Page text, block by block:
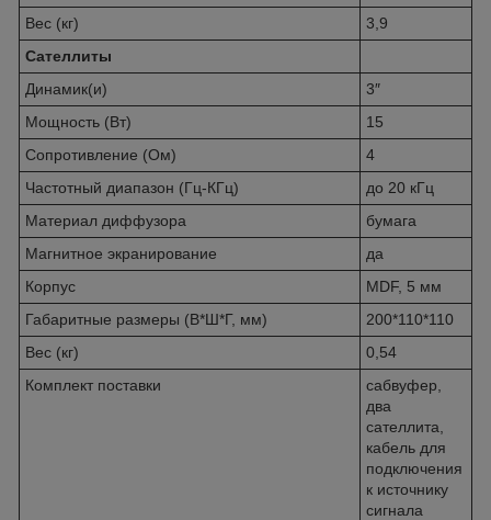
Вес (кг)
3,9
Сателлиты
Динамик(и)
3″
Мощность (Вт)
15
Сопротивление (Ом)
4
Частотный диапазон (Гц-КГц)
до 20 кГц
Материал диффузора
бумага
Магнитное экранирование
да
Корпус
MDF, 5 мм
Габаритные размеры (В*Ш*Г, мм)
200*110*110
Вес (кг)
0,54
Комплект поставки
сабвуфер,
два
сателлита,
кабель для
подключения
к источнику
сигнала